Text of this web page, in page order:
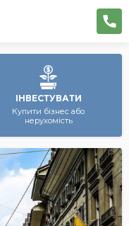
ІНВЕСТУВАТИ
Купити бізнес або
нерухомість